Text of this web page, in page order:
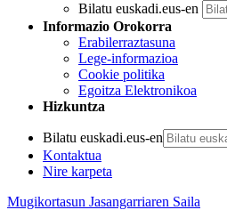
Bilatu euskadi.eus-en
Informazio Orokorra
Erabilerraztasuna
Lege-informazioa
Cookie politika
Egoitza Elektronikoa
Hizkuntza
Bilatu euskadi.eus-en
Kontaktua
Nire karpeta
Mugikortasun Jasangarriaren Saila